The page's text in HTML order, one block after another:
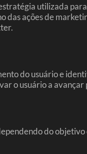
utilizada
ações de
do usuário e
o usuário a
do